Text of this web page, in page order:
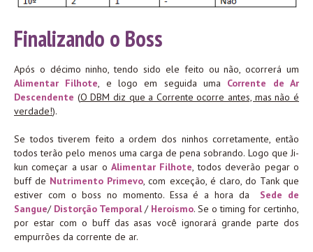
Finalizando o Boss
Após o décimo ninho, tendo sido ele feito ou não, ocorrerá um
Alimentar Filhote, e logo em seguida uma Corrente de Ar
Descendente (O DBM diz que a Corrente ocorre antes, mas não é
verdade!).
Se todos tiverem feito a ordem dos ninhos corretamente, então
todos terão pelo menos uma carga de pena sobrando. Logo que Ji-
kun começar a usar o Alimentar Filhote, todos deverão pegar o
buff de Nutrimento Primevo, com exceção, é claro, do Tank que
estiver com o boss no momento. Essa é a hora da Sede de
Sangue/ Distorção Temporal/ Heroísmo. Se o timing for certinho,
por estar com o buff das asas você ignorará grande parte dos
empurrões da corrente de ar.